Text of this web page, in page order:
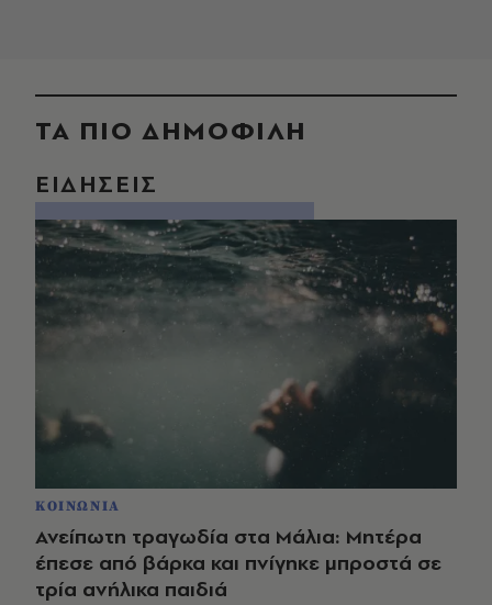
ΤΑ ΠΙΟ ΔΗΜΟΦΙΛΗ
ΕΙΔΗΣΕΙΣ
ΚΟΙΝΩΝΙΑ
Ανείπωτη τραγωδία στα Μάλια: Μητέρα
έπεσε από βάρκα και πνίγηκε μπροστά σε
τρία ανήλικα παιδιά